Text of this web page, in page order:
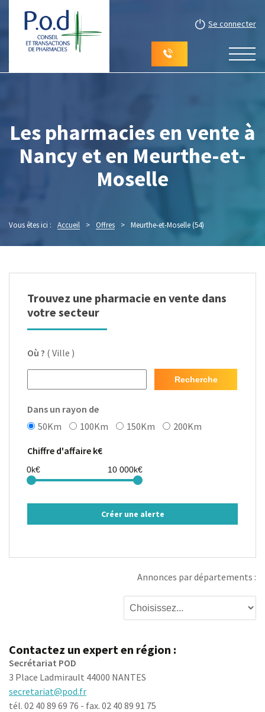
Se connecter
Les pharmacies en vente à
Nancy et en Meurthe-et-
Moselle
Vous êtes ici : Accueil > Offres > Meurthe-et-Moselle (54)
Trouvez une pharmacie en vente dans
votre secteur
Où ? ( Ville )
Recherche
Dans un rayon de
50Km
100Km 150Km 200Km
Chiffre d'affaire k€
Créer une alerte
Annonces par départements :
Contactez un expert en région :
Secrétariat POD
3 Place Ladmirault 44000 NANTES
secretariat@pod.fr
tél. 02 40 89 69 76 - fax. 02 40 89 91 75